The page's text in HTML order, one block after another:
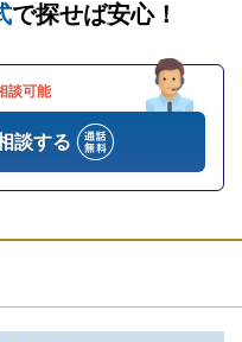
で探せば安心！
談可能
談する